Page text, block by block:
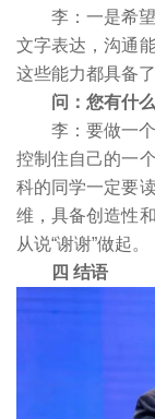
李：一是希
文字表达，沟通
这些能力都具备
问：您有什
李：要做一
控制住自己的一
科的同学一定要
维，具备创造性
从说“谢谢”做起。
四 结语